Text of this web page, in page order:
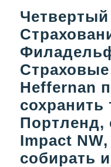
Heffernan
сохранить
Портленд,
Impact
собирать и